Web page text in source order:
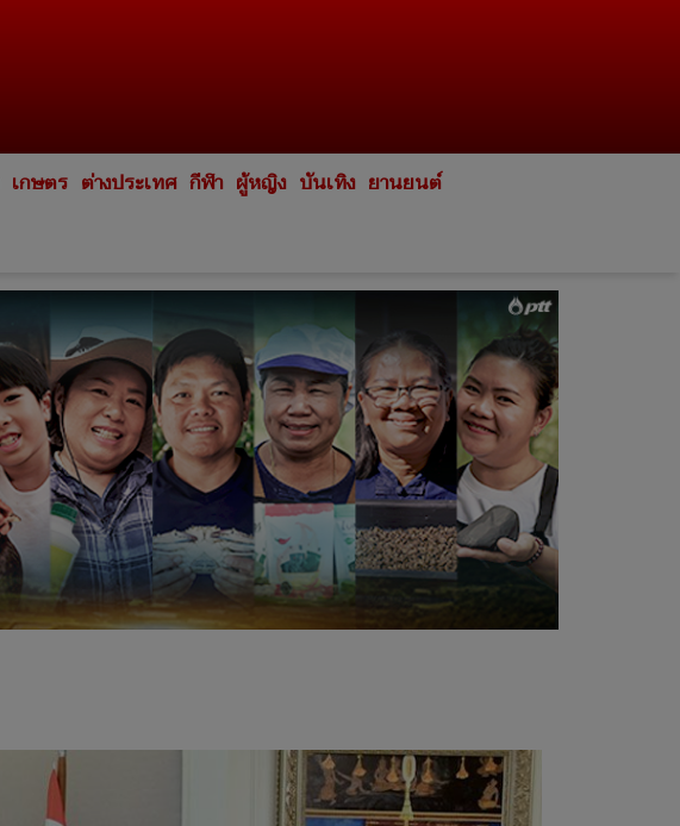
เกษตร ต่างประเทศ กีฬา ผู้หญิง บันเทิง ยานยนต์